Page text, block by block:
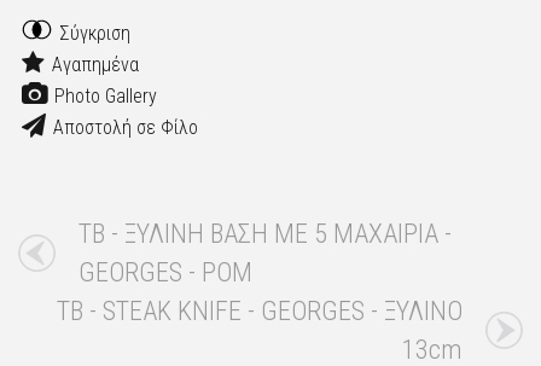
Σύγκριση
Αγαπημένα
Photo Gallery
Αποστολή σε Φίλο
TB - ΞΥΛΙΝΗ ΒΑΣΗ ΜΕ 5 ΜΑΧΑΙΡΙΑ -
GEORGES - POM
TB - STEAK KNIFE - GEORGES - ΞΥΛΙΝΟ
13cm